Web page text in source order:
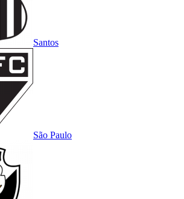
Santos
São Paulo